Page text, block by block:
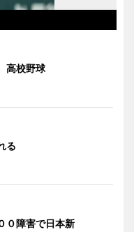
高校野球
る
０障害で日本新